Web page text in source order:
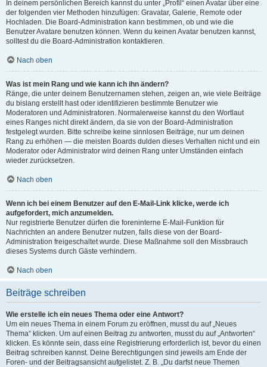
In deinem persönlichen Bereich kannst du unter „Profil“ einen Avatar über eine
der folgenden vier Methoden hinzufügen: Gravatar, Galerie, Remote oder
Hochladen. Die Board-Administration kann bestimmen, ob und wie die
Benutzer Avatare benutzen können. Wenn du keinen Avatar benutzen kannst,
solltest du die Board-Administration kontaktieren.
Nach oben
Was ist mein Rang und wie kann ich ihn ändern?
Ränge, die unter deinem Benutzernamen stehen, zeigen an, wie viele Beiträge
du bislang erstellt hast oder identifizieren bestimmte Benutzer wie
Moderatoren und Administratoren. Normalerweise kannst du den Wortlaut
eines Ranges nicht direkt ändern, da sie von der Board-Administration
festgelegt wurden. Bitte schreibe keine sinnlosen Beiträge, nur um deinen
Rang zu erhöhen — die meisten Boards dulden dieses Verhalten nicht und ein
Moderator oder Administrator wird deinen Rang unter Umständen einfach
wieder zurücksetzen.
Nach oben
Wenn ich bei einem Benutzer auf den E-Mail-Link klicke, werde ich
aufgefordert, mich anzumelden.
Nur registrierte Benutzer dürfen die foreninterne E-Mail-Funktion für
Nachrichten an andere Benutzer nutzen, falls diese von der Board-
Administration freigeschaltet wurde. Diese Maßnahme soll den Missbrauch
dieses Systems durch Gäste verhindern.
Nach oben
Beiträge schreiben
Wie erstelle ich ein neues Thema oder eine Antwort?
Um ein neues Thema in einem Forum zu eröffnen, musst du auf „Neues
Thema“ klicken. Um auf einen Beitrag zu antworten, musst du auf „Antworten“
klicken. Es könnte sein, dass eine Registrierung erforderlich ist, bevor du einen
Beitrag schreiben kannst. Deine Berechtigungen sind jeweils am Ende der
Foren- und der Beitragsansicht aufgelistet. Z. B. „Du darfst neue Themen